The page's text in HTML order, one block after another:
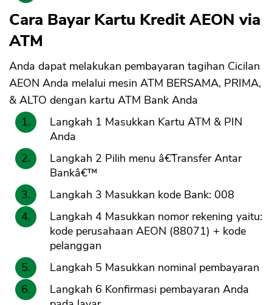
Cara Bayar Kartu Kredit AEON via
ATM
Anda dapat melakukan pembayaran tagihan Cicilan
AEON Anda melalui mesin ATM BERSAMA, PRIMA,
& ALTO dengan kartu ATM Bank Anda
Langkah 1 Masukkan Kartu ATM & PIN
Anda
Langkah 2 Pilih menu â€˜Transfer Antar
Bankâ€™
Langkah 3 Masukkan kode Bank: 008
Langkah 4 Masukkan nomor rekening yaitu:
kode perusahaan AEON (88071) + kode
pelanggan
Langkah 5 Masukkan nominal pembayaran
Langkah 6 Konfirmasi pembayaran Anda